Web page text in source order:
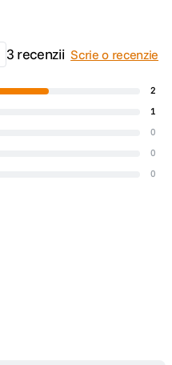
3 recenzii Scrie o recenzie
2
1
0
0
0